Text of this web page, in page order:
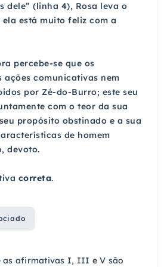
dele” (linha 4), Rosa leva o
está muito feliz com a
percebe-se que os
ações comunicativas nem
por Zé-do-Burro; este seu
com o teor da sua
propósito obstinado e a sua
de homem
devoto.
correta.
as afirmativas I, III e V são